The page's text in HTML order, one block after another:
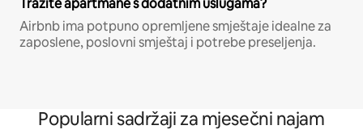
Tražite apartmane s dodatnim uslugama?
Airbnb ima potpuno opremljene smještaje idealne za
zaposlene, poslovni smještaj i potrebe preseljenja.
Popularni sadržaji za mjesečni najam